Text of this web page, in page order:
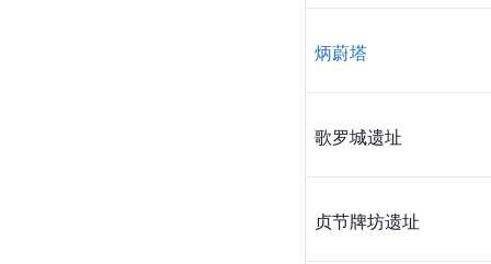
炳蔚塔
歌罗城遗址
贞节牌坊遗址